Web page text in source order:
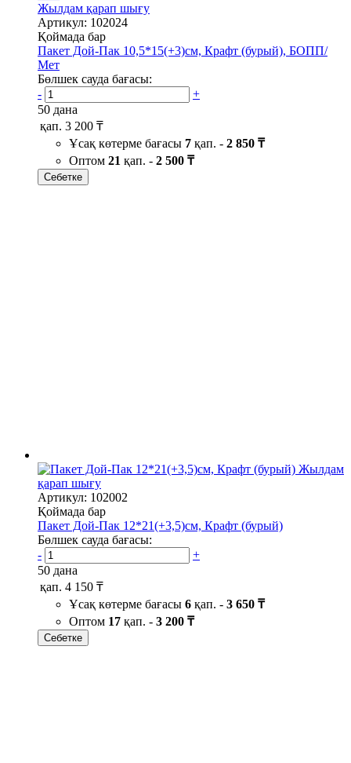
Жылдам қарап шығу
Артикул: 102024
Қоймада бар
Пакет Дой-Пак 10,5*15(+3)см, Крафт (бурый), БОПП/
Мет
Бөлшек сауда бағасы:
-
+
50 дана
қап. 3 200 ₸
Ұсақ көтерме бағасы 7 қап. - 2 850 ₸
Оптом 21 қап. - 2 500 ₸
Себетке
Жылдам
қарап шығу
Артикул: 102002
Қоймада бар
Пакет Дой-Пак 12*21(+3,5)см, Крафт (бурый)
Бөлшек сауда бағасы:
-
+
50 дана
қап. 4 150 ₸
Ұсақ көтерме бағасы 6 қап. - 3 650 ₸
Оптом 17 қап. - 3 200 ₸
Себетке